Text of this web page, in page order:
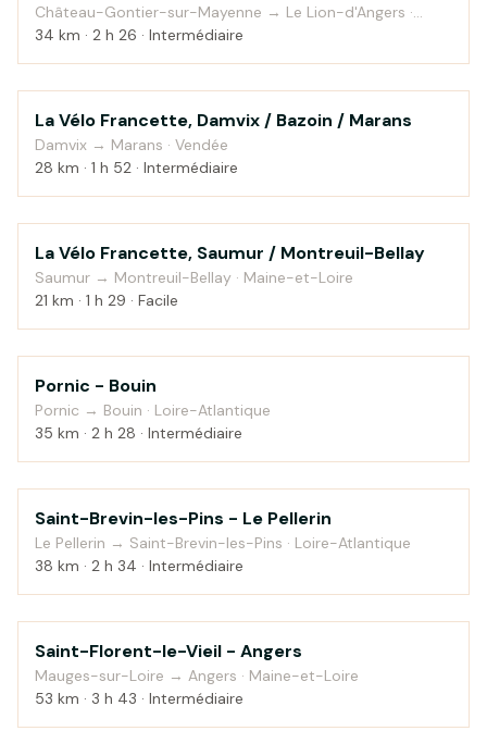
d'Angers
Château-Gontier-sur-Mayenne → Le Lion-d'Angers ·
Mayenne
34 km · 2 h 26 · Intermédiaire
Bord de mer
La Vélo Francette, Damvix / Bazoin / Marans
Damvix → Marans · Vendée
28 km · 1 h 52 · Intermédiaire
Campagne
La Vélo Francette, Saumur / Montreuil-Bellay
Saumur → Montreuil-Bellay · Maine-et-Loire
21 km · 1 h 29 · Facile
Bord de mer
Pornic - Bouin
Pornic → Bouin · Loire-Atlantique
35 km · 2 h 28 · Intermédiaire
Bord de mer
Saint-Brevin-les-Pins - Le Pellerin
Le Pellerin → Saint-Brevin-les-Pins · Loire-Atlantique
38 km · 2 h 34 · Intermédiaire
Campagne
Saint-Florent-le-Vieil - Angers
Mauges-sur-Loire → Angers · Maine-et-Loire
53 km · 3 h 43 · Intermédiaire